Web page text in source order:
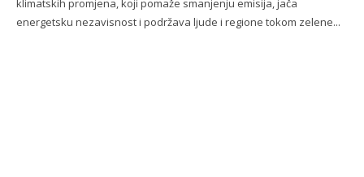
klimatskih promjena, koji pomaže smanjenju emisija, jača
energetsku nezavisnost i podržava ljude i regione tokom zelene...